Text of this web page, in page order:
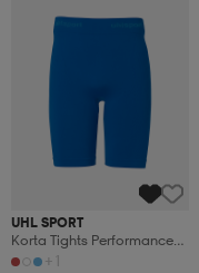
UHL SPORT
Korta Tights Performance
Pro
+1